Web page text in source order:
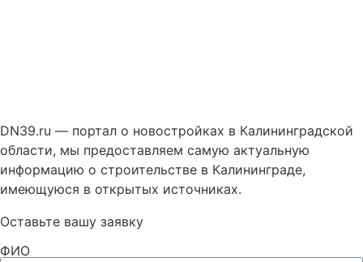
DN39.ru — портал о новостройках в Калининградской
области, мы предоставляем самую актуальную
информацию о строительстве в Калининграде,
имеющуюся в открытых источниках.
Оставьте вашу заявку
ФИО